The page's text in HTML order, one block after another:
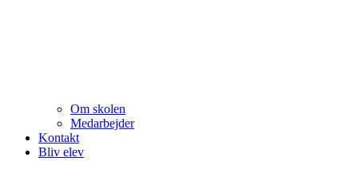
Om skolen
Medarbejder
Kontakt
Bliv elev